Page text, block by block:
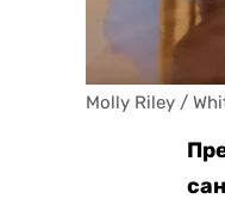
Molly Riley /